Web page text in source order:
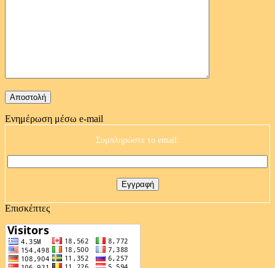
Ενημέρωση μέσω e-mail
Συμπληρώστε το email:
Επισκέπτες